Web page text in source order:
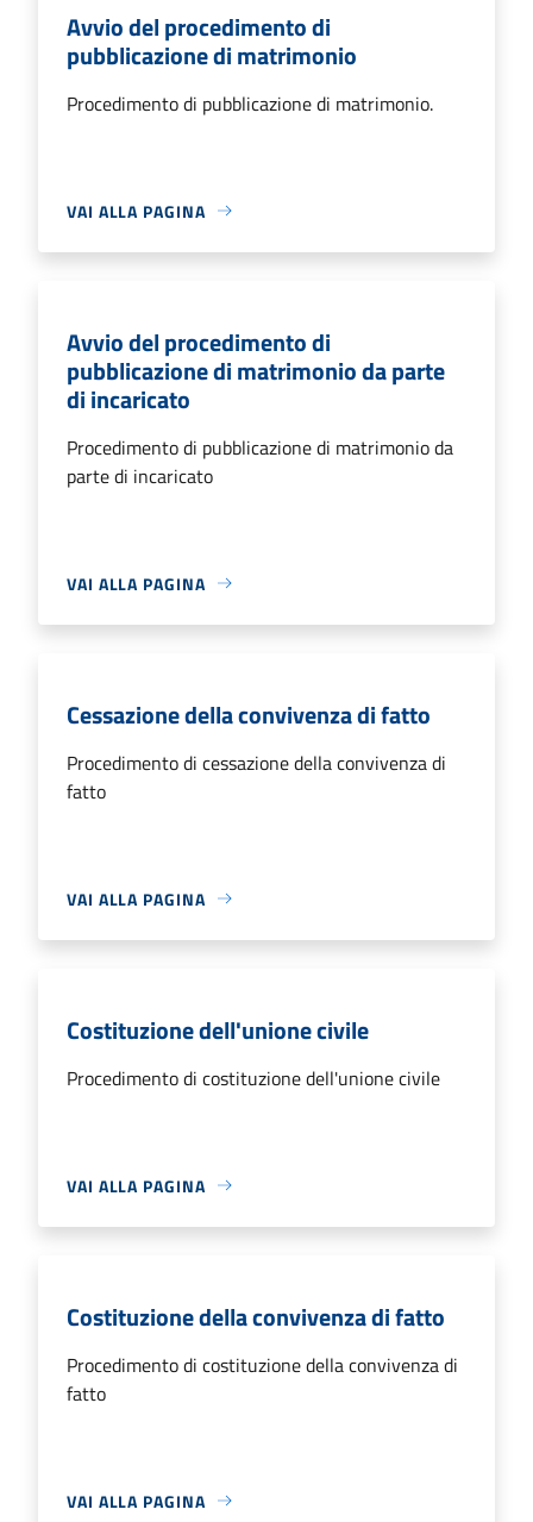
Avvio del procedimento di
pubblicazione di matrimonio
Procedimento di pubblicazione di matrimonio.
VAI ALLA PAGINA
Avvio del procedimento di
pubblicazione di matrimonio da parte
di incaricato
Procedimento di pubblicazione di matrimonio da
parte di incaricato
VAI ALLA PAGINA
Cessazione della convivenza di fatto
Procedimento di cessazione della convivenza di
fatto
VAI ALLA PAGINA
Costituzione dell'unione civile
Procedimento di costituzione dell'unione civile
VAI ALLA PAGINA
Costituzione della convivenza di fatto
Procedimento di costituzione della convivenza di
fatto
VAI ALLA PAGINA